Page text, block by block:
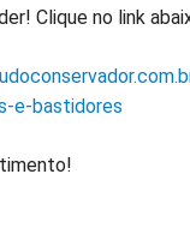
Clique no link
e-bastidores